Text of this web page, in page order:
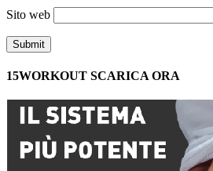
Sito web
15WORKOUT SCARICA ORA